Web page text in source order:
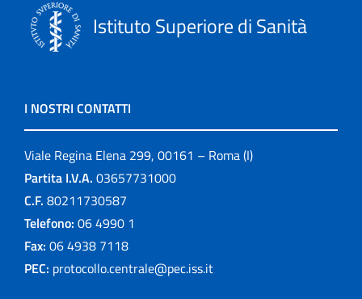
Istituto Superiore di Sanità
I NOSTRI CONTATTI
Viale Regina Elena 299, 00161 – Roma (I)
Partita I.V.A. 03657731000
C.F. 80211730587
Telefono: 06 4990 1
Fax: 06 4938 7118
PEC: protocollo.centrale@pec.iss.it